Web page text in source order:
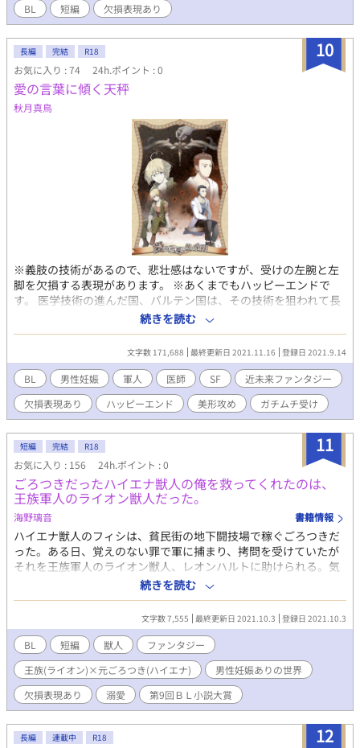
BL 短編 欠損表現あり
10
長編 完結 R18
お気に入り : 74 24h.ポイント : 0
愛の言葉に傾く天秤
秋月真鳥
※義肢の技術があるので、悲壮感はないですが、受けの左腕と左
脚を欠損する表現があります。 ※あくまでもハッピーエンドで
す。 医学技術の進んだ国、バルテン国は、その技術を狙われて長
く戦争の中にあった。 大陸に広がる疫病の特効薬が開発されれ
ば、それを交渉材料に戦争は終わる。 特効薬開発をしていた研究
医のエリーアスは、特効薬が出来上がる前に前線の軍医として徴
兵される。 前線で部隊を率いていたのは、22歳の若く美しいギル
ベルトだった。 成り行きでエリーアスはギルベルトに抱かれるよ
うになる。 戦争しか知らない自分を顧みることのできないギルベ
ルトと、全ての命は尊重されるべきと主張するエリーアスのすれ
違う恋の物語。 体の関係から始まる恋です！ 前編がエリーアス
(受け)視点、後編はギルベルト(攻め)視点です。 ※やしろさんの
「紅(くれない)の深染(こそ)めの心、色深く」
（https://novelup.plus/story/110287458）と、『自分の命に価
値を見出せない天才と、それに惹かれたひと』を題材を同じくし
て書いています。
続きを読む
文字数 171,688 最終更新日 2021.11.16 登録日 2021.9.14
BL 男性妊娠 軍人 医師 SF
近未来ファンタジー
欠損表現あり
ハッピーエンド 美形攻め ガチムチ受け
11
短編 完結 R18
お気に入り : 156 24h.ポイント : 0
ごろつきだったハイエナ獣人の俺を救ってくれたのは、
王族軍人のライオン獣人だった。
海野璃音 書籍情報
ハイエナ獣人のフィシは、貧民街の地下闘技場で稼ぐごろつきだ
った。ある日、覚えのない罪で軍に捕まり、拷問を受けていたが
それを王族軍人のライオン獣人、レオンハルトに助けられる。気
が狂ってもおかしくないほどの拷問に耐え、なお正気だったフィ
シをレオンハルトは自身の部下にならないかと誘った。その誘い
を受けても、断ってもしばらく面倒を見てくれるというレオンハ
ルトにフィシはレオンハルトの世話になることを決めたのだっ
た。 ※ムーライトノベルズにも掲載しています。
続きを読む
文字数 7,555 最終更新日 2021.10.3 登録日 2021.10.3
BL 短編 獣人
ファンタジー
王族(ライオン)×元ごろつき(ハイエナ)
男性妊娠ありの世界
欠損表現あり
溺愛 第9回ＢＬ小説大賞
12
長編 連載中 R18